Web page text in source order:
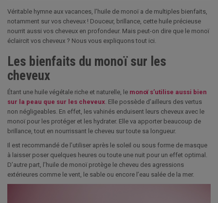
Véritable hymne aux vacances, l’huile de monoï a de multiples bienfaits,
notamment sur vos cheveux ! Douceur, brillance, cette huile précieuse
nourrit aussi vos cheveux en profondeur. Mais peut-on dire que le monoï
éclaircit vos cheveux ? Nous vous expliquons tout ici.
Les bienfaits du monoï sur les
cheveux
Étant une huile végétale riche et naturelle, le monoï s’utilise aussi bien
sur la peau que sur les cheveux. Elle possède d’ailleurs des vertus
non négligeables. En effet, les vahinés enduisent leurs cheveux avec le
monoï pour les protéger et les hydrater. Elle va apporter beaucoup de
brillance, tout en nourrissant le cheveu sur toute sa longueur.
Il est recommandé de l’utiliser après le soleil ou sous forme de masque
à laisser poser quelques heures ou toute une nuit pour un effet optimal.
D’autre part, l’huile de monoï protège le cheveu des agressions
extérieures comme le vent, le sable ou encore l’eau salée de la mer.